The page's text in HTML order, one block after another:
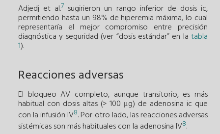
Adjedj et al.7 sugirieron un rango inferior de dosis ic,
permitiendo hasta un 98% de hiperemia máxima, lo cual
representaría el mejor compromiso entre precisión
diagnóstica y seguridad (ver “dosis estándar” en la tabla
1).
Reacciones adversas
El bloqueo AV completo, aunque transitorio, es más
habitual con dosis altas (> 100 μg) de adenosina ic que
con la infusión IV8. Por otro lado, las reacciones adversas
sistémicas son más habituales con la adenosina IV8.